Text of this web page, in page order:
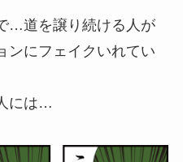
…道を譲り続ける人が
ンにフェイクいれてい
には…